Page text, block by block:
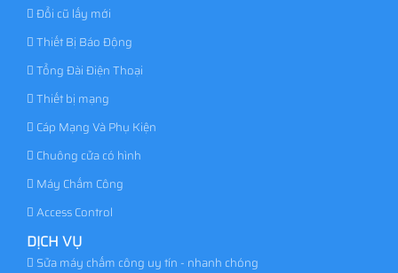
Đổi cũ lấy mới
Thiết Bị Báo Động
Tổng Đài Điện Thoại
Thiết bị mạng
Cáp Mạng Và Phụ Kiện
Chuông cửa có hình
Máy Chấm Công
Access Control
DỊCH VỤ
Sửa máy chấm công uy tín - nhanh chóng